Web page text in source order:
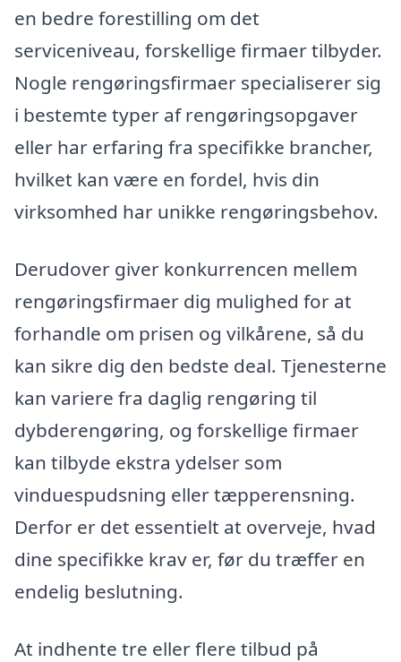
en bedre forestilling om det
serviceniveau, forskellige firmaer tilbyder.
Nogle rengøringsfirmaer specialiserer sig
i bestemte typer af rengøringsopgaver
eller har erfaring fra specifikke brancher,
hvilket kan være en fordel, hvis din
virksomhed har unikke rengøringsbehov.
Derudover giver konkurrencen mellem
rengøringsfirmaer dig mulighed for at
forhandle om prisen og vilkårene, så du
kan sikre dig den bedste deal. Tjenesterne
kan variere fra daglig rengøring til
dybderengøring, og forskellige firmaer
kan tilbyde ekstra ydelser som
vinduespudsning eller tæpperensning.
Derfor er det essentielt at overveje, hvad
dine specifikke krav er, før du træffer en
endelig beslutning.
At indhente tre eller flere tilbud på